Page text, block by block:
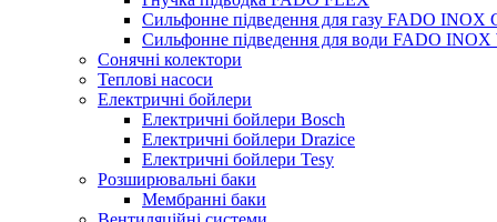
Сильфонне підведення для газу FADO INOX
Сильфонне підведення для води FADO INOX
Сонячні колектори
Теплові насоси
Електричні бойлери
Електричні бойлери Bosch
Електричні бойлери Drazice
Електричні бойлери Tesy
Розширювальні баки
Мембранні баки